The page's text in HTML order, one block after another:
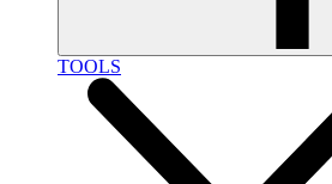
TOOLS